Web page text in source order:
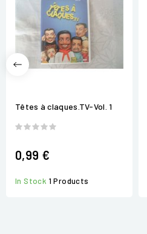
Têtes à claques.TV-Vol. 1
0,99 €
In Stock 1 Products